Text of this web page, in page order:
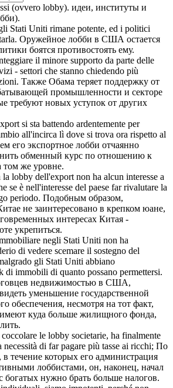
(ovvero lobby). идеи, институты и
).
Stati Uniti rimane potente, ed i politici
Оружейное лобби в США остается
боятся противостоять ему.
il minore supporto da parte delle
- settori che stanno chiedendo più
Также Обама теряет поддержку от
промышленности и секторе
требуют новых уступок от других
si sta battendo ardentemente per
all'incirca lì dove si trova ora rispetto al
его экспортное лобби отчаянно
обменный курс по отношению к
том же уровне.
la lobby dell'export non ha alcun interesse a
se è nell'interesse del paese far rivalutare la
periodo. Подобным образом,
не заинтересовано в крепком юане,
интересах Китая -
укрепиться.
negli Stati Uniti non ha
di vedere scemare il sostegno del
gli Stati Uniti abbiano
di immobili di quanto possano permettersi.
недвижимостью в США,
уменьшение государственной
обеспечения, несмотря на тот факт,
куда больше жилищного фонда,
le lobby societarie, ha finalmente
di far pagare più tasse ai ricchi; По
в течение которых его администрация
лоббистами, он, наконец, начал
богатых нужно брать больше налогов.